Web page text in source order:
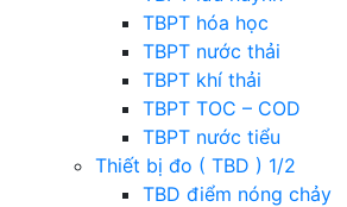
TBPT hóa học
TBPT nước thải
TBPT khí thải
TBPT TOC – COD
TBPT nước tiểu
Thiết bị đo ( TBD ) 1/2
TBD điểm nóng chảy